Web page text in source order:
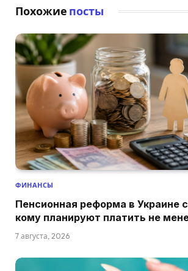
Похожие посты
ФИНАНСЫ
Пенсионная реформа в Украине
кому планируют платить не
7 августа, 2026